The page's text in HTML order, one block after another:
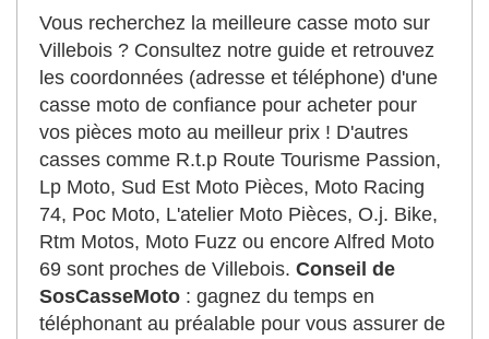
Vous recherchez la meilleure casse moto sur
Villebois ? Consultez notre guide et retrouvez
les coordonnées (adresse et téléphone) d'une
casse moto de confiance pour acheter pour
vos pièces moto au meilleur prix ! D'autres
casses comme R.t.p Route Tourisme Passion,
Lp Moto, Sud Est Moto Pièces, Moto Racing
74, Poc Moto, L'atelier Moto Pièces, O.j. Bike,
Rtm Motos, Moto Fuzz ou encore Alfred Moto
69 sont proches de Villebois. Conseil de
SosCasseMoto : gagnez du temps en
téléphonant au préalable pour vous assurer de